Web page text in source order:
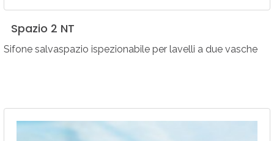
Spazio 2 NT
Sifone salvaspazio ispezionabile per lavelli a due vasche